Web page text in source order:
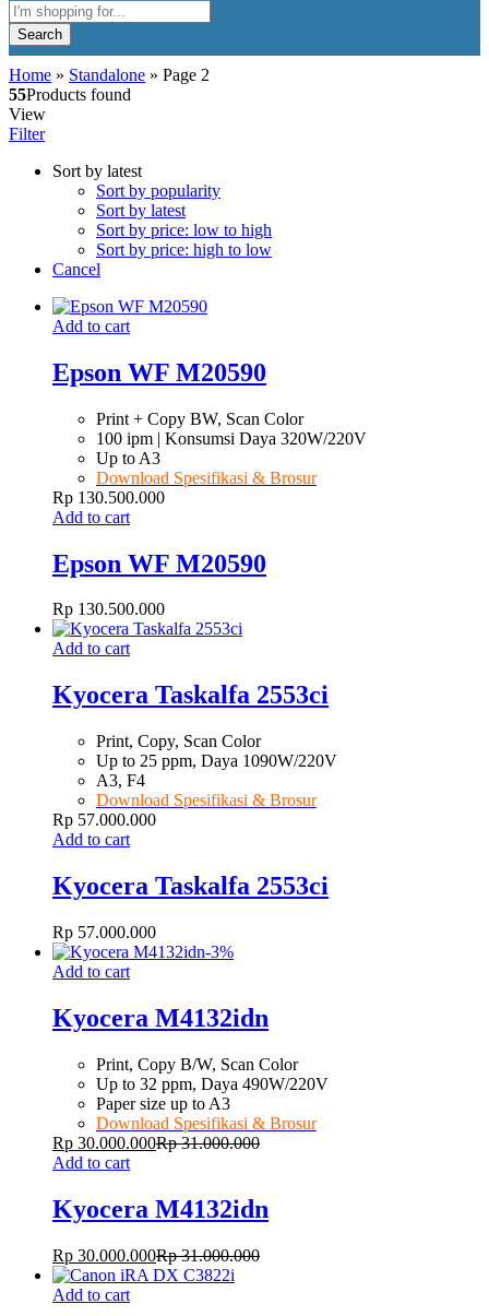
Search
Home » Standalone » Page 2
55Products found
View
Filter
Sort by latest
Sort by popularity
Sort by latest
Sort by price: low to high
Sort by price: high to low
Cancel
Add to cart
Epson WF M20590
Print + Copy BW, Scan Color
100 ipm | Konsumsi Daya 320W/220V
Up to A3
Download Spesifikasi & Brosur
Rp 130.500.000
Add to cart
Epson WF M20590
Rp 130.500.000
Add to cart
Kyocera Taskalfa 2553ci
Print, Copy, Scan Color
Up to 25 ppm, Daya 1090W/220V
A3, F4
Download Spesifikasi & Brosur
Rp 57.000.000
Add to cart
Kyocera Taskalfa 2553ci
Rp 57.000.000
-3%
Add to cart
Kyocera M4132idn
Print, Copy B/W, Scan Color
Up to 32 ppm, Daya 490W/220V
Paper size up to A3
Download Spesifikasi & Brosur
Rp 30.000.000Rp31.000.000
Add to cart
Kyocera M4132idn
Rp 30.000.000Rp31.000.000
Add to cart